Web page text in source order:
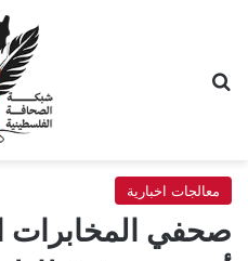
معالجات اخبارية
صحفي المخابرات